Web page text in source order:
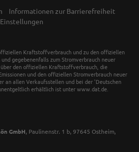
Informationen zur Barrierefreiheit
Kraftstoffverbrauch und zu den offiziellen
und gegebenenfalls zum Stromverbrauch neuer
den offiziellen Kraftstoffverbrauch, die
und den offiziellen Stromverbrauch neuer
an allen Verkaufsstellen und bei der 'Deutschen
erhältlich ist unter www.dat.de.
GmbH, Paulinenstr. 1 b, 97645 Ostheim,